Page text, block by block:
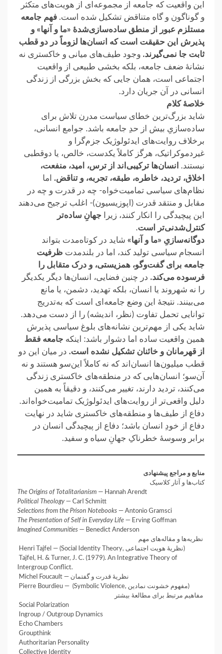
این واقعیت که جامعه ‏از مجموعه‌ای از هویت‌های متکثر
و گوناگون و گاه متناقض تشکیل شده است. فهم جامعه
مستلزم عبور از منطق ساده‌سازی‌شدهٔ «ما و ‏آنها» و
پذیرش این حقیقت است که انسان‌ها لزوماً در دو قطب
ثابت جا نمی‌گیرند. وجود طیف‌های میانی و خاکستری نه
نشانهٔ ‏ضعف جامعه، بلکه بخشی طبیعی از واقعیت
اجتماعی‌ است، همان جایی که بخش بزرگی از زندگی
انسانی در آن جریان دارد.‏
خلاصهٔ کلام
شاید بزرگ‌ترین خطای سیاست مدرن تلاش برای
ساده‌سازیِ بیش از حدِ جامعه باشد. جوامع انسانی،
برخلاف روایت‌های ‏ایدئولوژیک جزم‌گرا و
غیردموکراتیک، هرگز کاملاً یکدست، خالص، یا دوقطبی
نیستند.
انسان‌ها ترکیبی‌اند از ترس، امید، منفعت،
اخلاق، تردید، ‏خاطره، طبقه، تجربه، و تناقض. اما
نظام‌های سیاسی تمامیت‌خواه- چه در قدرت و چه در
مقابل و منتقد قدرت (اپوزیسیون)- اغلب ترجیح می‌دهند
این پیچیدگی ‏را انکار کنند، زیرا جهانِ ساده‌تر
کنترل‌‌شدنی‌تر است.‏
دوگانه‌سازیِ «ما و آنها» ‏‎ ‎شاید در کوتاه‌مدت بتواند
انسجام سیاسی تولید کند، اما در بلندمدت ظرفیت
جامعه برای گفت‌وگو، ‏همزیستی، و درک متقابل را
فرسوده می‌کند. در چنین فضایی، انسان‌ها دیگر یکدیگر
را نه شهروند یا انسان، بلکه تهدید، دشمن، یا مانع
می‌بینند. نتیجهٔ این وضع جامعه‌ای است که به‌تدریج
توانایی تحمل تفاوت (نظر، اندیشه) را از دست می‌دهد.‏
شاید یکی از مهم‌ترین نشانه‌های بلوغ سیاسی پذیرش
همین واقعیت ساده اما دشوار باشد: اینکه جامعه فقط
از قهرمانان و ‏خائنان تشکیل نشده است. در میان این دو
قطب میلیون‌ها انسان‌اند که نه کاملاً این‌سو هستند و نه
آن‌سو؛ انسان‌هایی که ‏در منطقه‌های خاکستری زندگی
می‌کنند، تردید دارند، تغییر می‌کنند، و دقیقاً به همین
دلیل واقعی‌تر از روایت‌های ‏ایدئولوژیک‌ تمامیت‌خواه‌اند.‏
دفاع از طیف‌ها و منطقه‌های خاکستری شاید در نهایت
دفاع از خودِ انسان باشد؛ دفاع از پیچیدگی انسان در
برابر وسوسهٔ خطرناکِ ‏جهانِ سیاه‌ و سفید.‏
‏منابع و مراجع پیشنهادی
‏کتاب‌ها و آثار کلاسیک
The Origins of Totalitarianism — Hannah Arendt
Political Theology— Carl Schmitt
Selections from the Prison Notebooks — Antonio Gramsci
The Presentation of Self in Everyday Life — Erving Goffman
Imagined Communities — Benedict Anderson
‏ نظریه‌ها و مقاله‌های مهم
‎ Henri Tajfel — ‎(Social Identity Theory, نظریهٔ هویت اجتماعی‏‎)‎
‎ Tajfel, H. & Turner, J. C. (1979). An Integrative Theory of
Intergroup Conflict.‎
‎ Michel Foucault — ‎نظریهٔ قدرت و گفتمان
‎ Pierre Bourdieu — ‎ ‏‎(Symbolic Violence, مفهوم خشونت نمادین)‎
‏ مفاهیم مرتبط برای مطالعهٔ بیشتر
‎ Social Polarization
‎ Ingroup / Outgroup Dynamics
‎ Echo Chambers
‎ Groupthink
‎ Authoritarian Personality
‎ Collective Identity